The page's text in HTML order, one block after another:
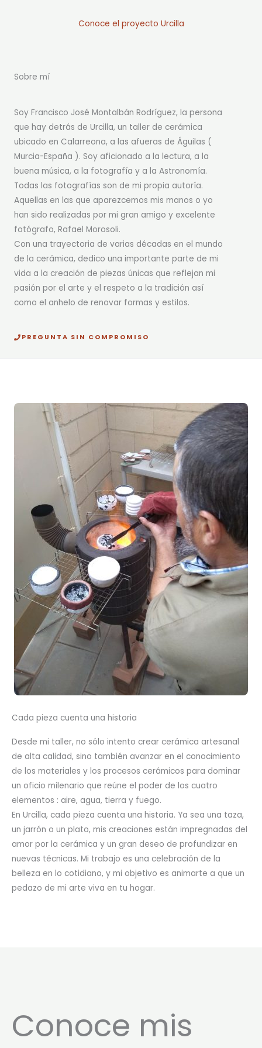
Conoce el proyecto Urcilla
Sobre mí
Soy Francisco José Montalbán Rodríguez, la persona
que hay detrás de Urcilla, un taller de cerámica
ubicado en Calarreona, a las afueras de Águilas (
Murcia-España ). Soy aficionado a la lectura, a la
buena música, a la fotografía y a la Astronomía.
Todas las fotografías son de mi propia autoría.
Aquellas en las que aparezcemos mis manos o yo
han sido realizadas por mi gran amigo y excelente
fotógrafo, Rafael Morosoli.
Con una trayectoria de varias décadas en el mundo
de la cerámica, dedico una importante parte de mi
vida a la creación de piezas únicas que reflejan mi
pasión por el arte y el respeto a la tradición así
como el anhelo de renovar formas y estilos.
PREGUNTA SIN COMPROMISO
Cada pieza cuenta una historia
Desde mi taller, no sólo intento crear cerámica artesanal
de alta calidad, sino también avanzar en el conocimiento
de los materiales y los procesos cerámicos para dominar
un oficio milenario que reúne el poder de los cuatro
elementos : aire, agua, tierra y fuego.
En Urcilla, cada pieza cuenta una historia. Ya sea una taza,
un jarrón o un plato, mis creaciones están impregnadas del
amor por la cerámica y un gran deseo de profundizar en
nuevas técnicas. Mi trabajo es una celebración de la
belleza en lo cotidiano, y mi objetivo es animarte a que un
pedazo de mi arte viva en tu hogar.
Conoce mis